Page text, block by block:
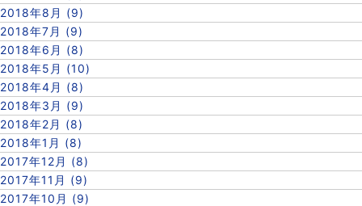
2018年8月 (9)
2018年7月 (9)
2018年6月 (8)
2018年5月 (10)
2018年4月 (8)
2018年3月 (9)
2018年2月 (8)
2018年1月 (8)
2017年12月 (8)
2017年11月 (9)
2017年10月 (9)